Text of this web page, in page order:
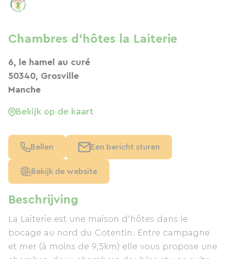
Beschrijving
La Laiterie est une maison d'hôtes dans le
bocage au nord du Cotentin. Entre campagne
et mer (à moins de 9,5km) elle vous propose une
Chambres d'hôtes la Laiterie
6, le hamel au curé
50340, Grosville
Manche
Bekijk op de kaart
Bellen Een bericht sturen
Bekijk de website